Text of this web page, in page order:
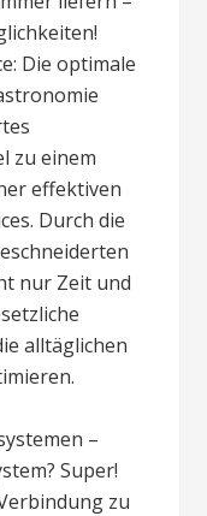
Die optimale
zu einem
effektiven
Durch die
nur Zeit und
alltäglichen
–
Super!
zu